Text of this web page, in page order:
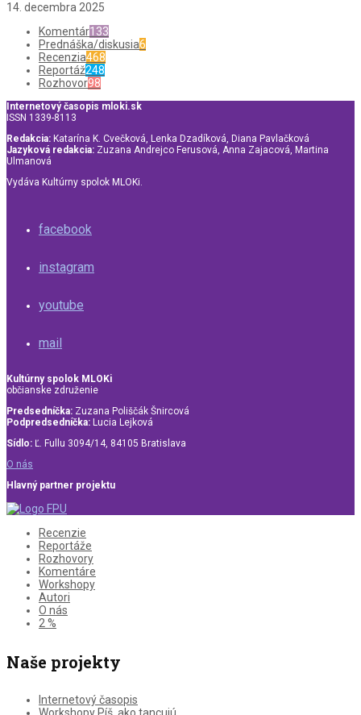
14. decembra 2025
Komentár133
Prednáška/diskusia6
Recenzia468
Reportáž248
Rozhovor98
Internetový časopis mloki.sk
ISSN 1339-8113
Redakcia: Katarína K. Cvečková, Lenka Dzadíková, Diana Pavlačková
Jazyková redakcia: Zuzana Andrejco Ferusová, Anna Zajacová, Martina
Ulmanová
Vydáva Kultúrny spolok MLOKi.
facebook
instagram
youtube
mail
Kultúrny spolok MLOKi
občianske združenie
Predsedníčka: Zuzana Poliščák Šnircová
Podpredsedníčka: Lucia Lejková
Sídlo: Ľ. Fullu 3094/14, 84105 Bratislava
O nás
Hlavný partner projektu
Recenzie
Reportáže
Rozhovory
Komentáre
Workshopy
Autori
O nás
2 %
Naše projekty
Internetový časopis